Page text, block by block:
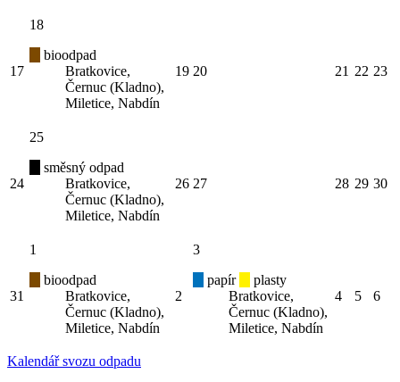
17
18
bioodpad
Bratkovice,
Černuc (Kladno),
Miletice, Nabdín
19 20 21 22 23
24
25
směsný odpad
Bratkovice,
Černuc (Kladno),
Miletice, Nabdín
26 27 28 29 30
31
1
bioodpad
Bratkovice,
Černuc (Kladno),
Miletice, Nabdín
2
3
papír
plasty
Bratkovice,
Černuc (Kladno),
Miletice, Nabdín
4 5 6
Kalendář svozu odpadu